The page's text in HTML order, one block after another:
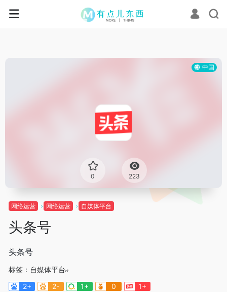
中国
0 223
网络运营 网络运营 自媒体平台
头条号
头条号
标签： 自媒体平台
2+
2- 1+ 0 1+